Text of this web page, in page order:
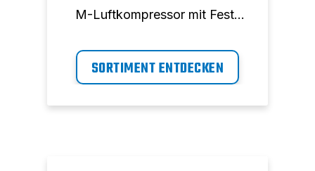
M-Luftkompressor mit Fest-
SORTIMENT ENTDECKEN